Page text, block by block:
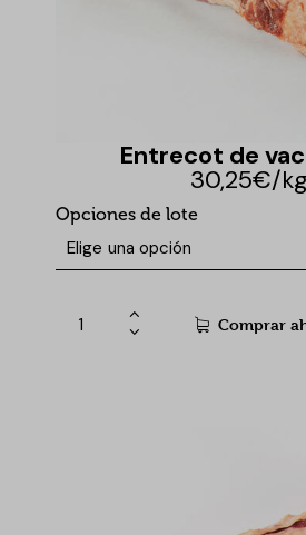
Entrecot de
30,25€/kg
Opciones de lote
Comprar